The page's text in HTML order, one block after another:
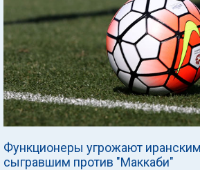
Функционеры угрожают
сыгравшим против "Маккаби"